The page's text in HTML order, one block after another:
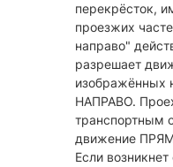
перекрёсток,
проезжих
направо"
разрешает
изображённых
НАПРАВО.
транспортным
движение
Если